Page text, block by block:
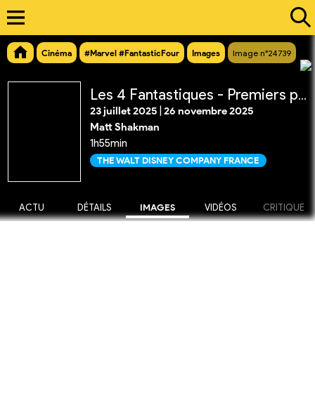
Cinéma #Marvel #FantasticFour Images Image n°24739
Les 4 Fantastiques - Premiers pas
23 juillet 2025 26 novembre 2025
Matt Shakman
1h55min
THE WALT DISNEY COMPANY FRANCE
ACTU DÉTAILS IMAGES VIDÉOS CRITIQUE